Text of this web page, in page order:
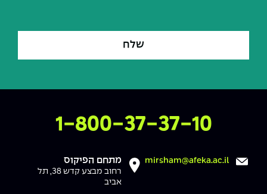
צרו איתנו קשר
1-800-37-37-10
mirsham@afeka.ac.il מתחם הפיקוס
רחוב מבצע קדש 38, תל
אביב